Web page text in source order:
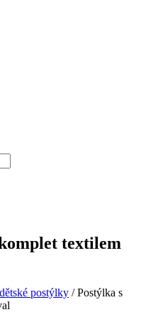
textilem
postýlky / Postýlka s